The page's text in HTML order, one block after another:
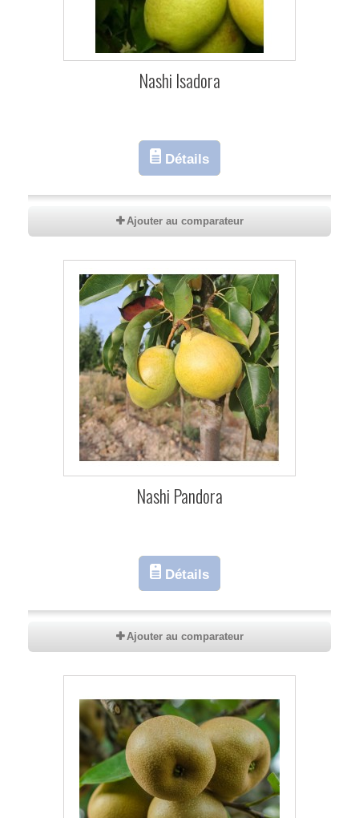
Nashi Isadora
Détails
Ajouter au comparateur
Nashi Pandora
Détails
Ajouter au comparateur